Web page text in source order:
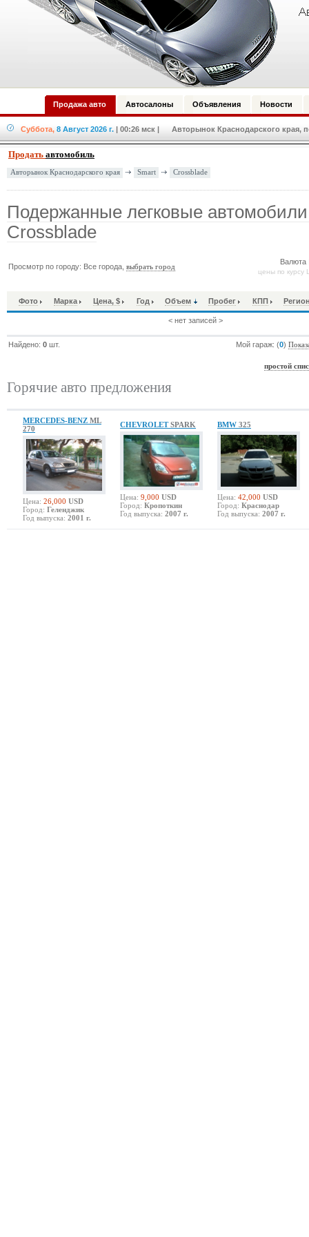
Продажа авто Автосалоны Объявления Новости
Суббота, 8 Август 2026 г. | 00:26 мск | Авторынок Краснодарского края,
Продать автомобиль
Авторынок Краснодарского края Smart Crossblade
Подержанные легковые
Crossblade
Просмотр по городу: Все города,выбрать город
цены по
Фото Марка Цена, $ Год Объем Пробег КПП
< нет записей >
Найдено:0 шт. Мой гараж: (0)
простой
Горячие авто предложения
MERCEDES-BENZ ML
270
Цена: 26,000 USD
Город: Геленджик
Год выпуска: 2001 г.
CHEVROLETSPARK
Цена: 9,000 USD
Город: Кропоткин
Год выпуска: 2007 г.
BMW 325
Цена: 42,000 USD
Город: Краснодар
Год выпуска: 2007 г.